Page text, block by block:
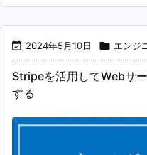
 2024年5月10日  エンジ
Stripeを活用してWebサ
する